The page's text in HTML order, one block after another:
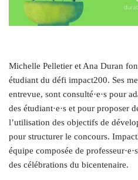
Michelle Pelletier et Ana Duran
étudiant du défi impact200. Ses
entrevue, sont consulté·e·s pour
des étudiant·e·s et pour proposer
l’utilisation des objectifs de
pour structurer le concours.
équipe composée de
des célébrations du bicentenaire.